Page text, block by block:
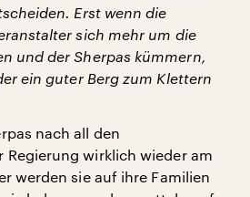
Erst wenn die
sich mehr um die
und der Sherpas kümmern,
ein guter Berg zum Klettern
nach all den
Regierung wirklich wieder am
werden sie auf ihre Familien